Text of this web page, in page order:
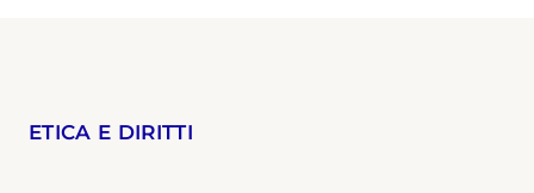
ETICA E DIRITTI